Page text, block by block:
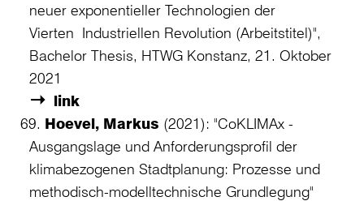
neuer exponentieller Technologien der
Vierten Industriellen Revolution (Arbeitstitel)",
Bachelor Thesis, HTWG Konstanz, 21. Oktober
2021
link
Hoevel, Markus (2021): "CoKLIMAx -
Ausgangslage und Anforderungsprofil der
klimabezogenen Stadtplanung: Prozesse und
methodisch-modelltechnische Grundlegung"